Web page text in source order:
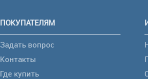
ПОКУПАТЕЛЯМ
Задать вопрос
Контакты
Где купить